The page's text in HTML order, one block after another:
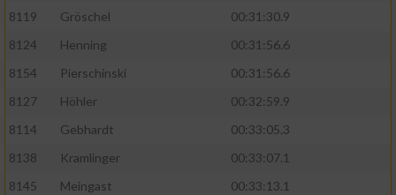
8119
Gröschel
00:31:30.9
8124
Henning
00:31:56.6
8154
Pierschinski
00:31:56.6
8127
Höhler
00:32:59.9
8114
Gebhardt
00:33:05.3
8138
Kramlinger
00:33:07.1
8145
Meingast
00:33:13.1